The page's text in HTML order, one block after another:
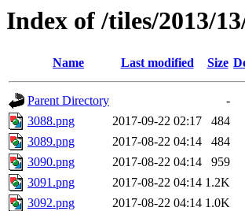
Index of /tiles/2013/
Name Last modified Size
Parent Directory
-
3088.png
2017-09-22 02:17
484
3089.png
2017-08-22 04:14
484
3090.png
2017-08-22 04:14
959
3091.png
2017-08-22 04:14 1.2K
3092.png
2017-08-22 04:14 1.0K